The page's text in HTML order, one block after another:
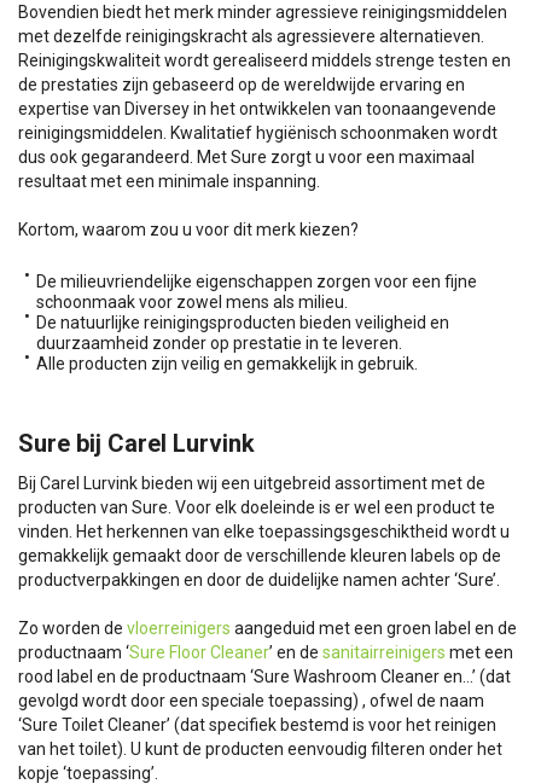
Bovendien biedt het merk minder agressieve reinigingsmiddelen
met dezelfde reinigingskracht als agressievere alternatieven.
Reinigingskwaliteit wordt gerealiseerd middels strenge testen en
de prestaties zijn gebaseerd op de wereldwijde ervaring en
expertise van Diversey in het ontwikkelen van toonaangevende
reinigingsmiddelen. Kwalitatief hygiënisch schoonmaken wordt
dus ook gegarandeerd. Met Sure zorgt u voor een maximaal
resultaat met een minimale inspanning.
Kortom, waarom zou u voor dit merk kiezen?
De milieuvriendelijke eigenschappen zorgen voor een fijne
schoonmaak voor zowel mens als milieu.
De natuurlijke reinigingsproducten bieden veiligheid en
duurzaamheid zonder op prestatie in te leveren.
Alle producten zijn veilig en gemakkelijk in gebruik.
Sure bij Carel Lurvink
Bij Carel Lurvink bieden wij een uitgebreid assortiment met de
producten van Sure. Voor elk doeleinde is er wel een product te
vinden. Het herkennen van elke toepassingsgeschiktheid wordt u
gemakkelijk gemaakt door de verschillende kleuren labels op de
productverpakkingen en door de duidelijke namen achter ‘Sure’.
Zo worden de vloerreinigers aangeduid met een groen label en de
productnaam ‘Sure Floor Cleaner’ en de sanitairreinigers met een
rood label en de productnaam ‘Sure Washroom Cleaner en…’ (dat
gevolgd wordt door een speciale toepassing) , ofwel de naam
‘Sure Toilet Cleaner’ (dat specifiek bestemd is voor het reinigen
van het toilet). U kunt de producten eenvoudig filteren onder het
kopje ‘toepassing’.